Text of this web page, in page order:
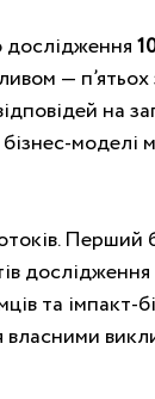
дослідження
— п’ятьох
на
бізнес-
та імпакт-
власними